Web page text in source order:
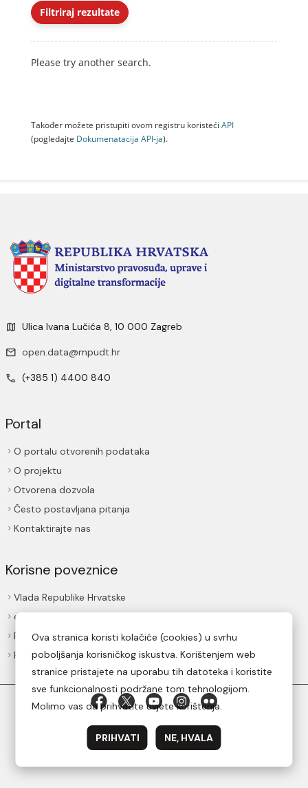
Filtriraj rezultate
Please try another search.
Također možete pristupiti ovom registru koristeći API
(pogledajte Dokumenаtаcijа API-jа).